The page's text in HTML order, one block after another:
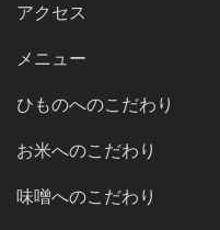
アクセス
メニュー
ひものへのこだわり
お米へのこだわり
味噌へのこだわり